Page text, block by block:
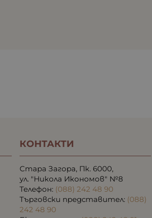
КОНТАКТИ
Стара Загора, Пк. 6000,
ул. "Никола Икономов" №8
Телефон: (088) 242 48 90
Търговски представител: (088)
242 48 90